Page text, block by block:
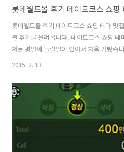
롯데월드몰 후기 데이트코스 쇼핑 테마 맛
몰 후기를 올려봅니다. 데이트코스 쇼핑 테
저는 평일에 들릴일이 있어서 처음 가봤습
야 하나 좀 고민을 했었는데 좀 뛰어다니면
는 대충 내부 위치를 알겠더군요. 물론 1시
러보진 못했습니다. 너무 넓더군요. 쇼핑할
있고 해서 사진도 찍고 즐기기에 괜찮아보
와 함께 가봐도 되겠다 싶었구요. 롯데월
보고 온 사진들을 보..
2015. 2. 13.